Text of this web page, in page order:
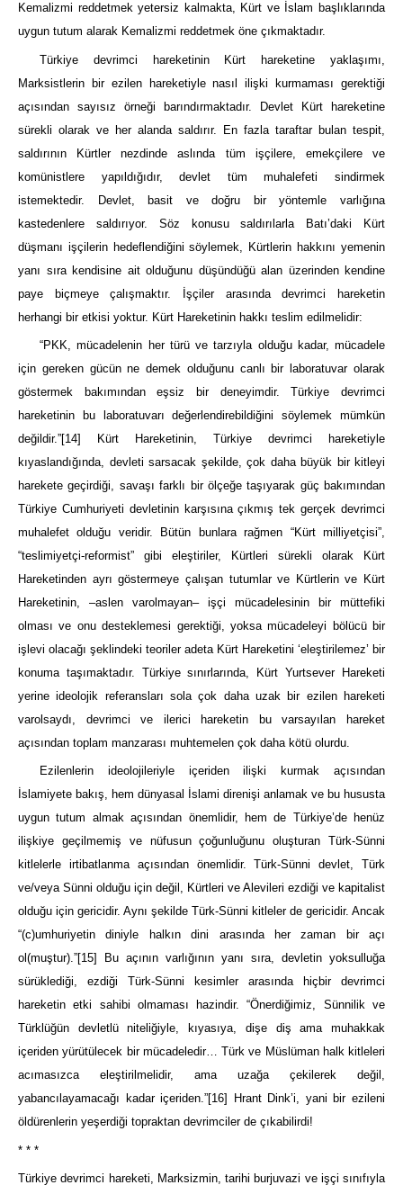
Kemalizmi reddetmek yetersiz kalmakta, Kürt ve İslam başlıklarında
uygun tutum alarak Kemalizmi reddetmek öne çıkmaktadır.
Türkiye devrimci hareketinin Kürt hareketine yaklaşımı,
Marksistlerin bir ezilen hareketiyle nasıl ilişki kurmaması gerektiği
açısından sayısız örneği barındırmaktadır. Devlet Kürt hareketine
sürekli olarak ve her alanda saldırır. En fazla taraftar bulan tespit,
saldırının Kürtler nezdinde aslında tüm işçilere, emekçilere ve
komünistlere yapıldığıdır, devlet tüm muhalefeti sindirmek
istemektedir. Devlet, basit ve doğru bir yöntemle varlığına
kastedenlere saldırıyor. Söz konusu saldırılarla Batı’daki Kürt
düşmanı işçilerin hedeflendiğini söylemek, Kürtlerin hakkını yemenin
yanı sıra kendisine ait olduğunu düşündüğü alan üzerinden kendine
paye biçmeye çalışmaktır. İşçiler arasında devrimci hareketin
herhangi bir etkisi yoktur. Kürt Hareketinin hakkı teslim edilmelidir:
“PKK, mücadelenin her türü ve tarzıyla olduğu kadar, mücadele
için gereken gücün ne demek olduğunu canlı bir laboratuvar olarak
göstermek bakımından eşsiz bir deneyimdir. Türkiye devrimci
hareketinin bu laboratuvarı değerlendirebildiğini söylemek mümkün
değildir.”[14]
Kürt Hareketinin, Türkiye devrimci hareketiyle
kıyaslandığında, devleti sarsacak şekilde, çok daha büyük bir kitleyi
harekete geçirdiği, savaşı farklı bir ölçeğe taşıyarak güç bakımından
Türkiye Cumhuriyeti devletinin karşısına çıkmış tek gerçek devrimci
muhalefet olduğu veridir. Bütün bunlara rağmen “Kürt milliyetçisi”,
“teslimiyetçi-reformist” gibi eleştiriler, Kürtleri sürekli olarak Kürt
Hareketinden ayrı göstermeye çalışan tutumlar ve Kürtlerin ve Kürt
Hareketinin, –aslen varolmayan– işçi mücadelesinin bir müttefiki
olması ve onu desteklemesi gerektiği, yoksa mücadeleyi bölücü bir
işlevi olacağı şeklindeki teoriler adeta Kürt Hareketini ‘eleştirilemez’ bir
konuma taşımaktadır. Türkiye sınırlarında, Kürt Yurtsever Hareketi
yerine ideolojik referansları sola çok daha uzak bir ezilen hareketi
varolsaydı, devrimci ve ilerici hareketin bu varsayılan hareket
açısından toplam manzarası muhtemelen çok daha kötü olurdu.
Ezilenlerin ideolojileriyle içeriden ilişki kurmak açısından
İslamiyete bakış, hem dünyasal İslami direnişi anlamak ve bu hususta
uygun tutum almak açısından önemlidir, hem de Türkiye’de henüz
ilişkiye geçilmemiş ve nüfusun çoğunluğunu oluşturan Türk-Sünni
kitlelerle irtibatlanma açısından önemlidir. Türk-Sünni devlet, Türk
ve/veya Sünni olduğu için değil, Kürtleri ve Alevileri ezdiği ve kapitalist
olduğu için gericidir. Aynı şekilde Türk-Sünni kitleler de gericidir. Ancak
“(c)umhuriyetin diniyle halkın dini arasında her zaman bir açı
ol(muştur).”[15]
Bu açının varlığının yanı sıra, devletin yoksulluğa
sürüklediği, ezdiği Türk-Sünni kesimler arasında hiçbir devrimci
hareketin etki sahibi olmaması hazindir. “Önerdiğimiz, Sünnilik ve
Türklüğün devletlü niteliğiyle, kıyasıya, dişe diş ama muhakkak
içeriden yürütülecek bir mücadeledir… Türk ve Müslüman halk kitleleri
acımasızca eleştirilmelidir, ama uzağa çekilerek değil,
yabancılayamacağı kadar içeriden.”[16]
Hrant Dink’i, yani bir ezileni
öldürenlerin yeşerdiği topraktan devrimciler de çıkabilirdi!
* * *
Türkiye devrimci hareketi, Marksizmin, tarihi burjuvazi ve işçi sınıfıyla